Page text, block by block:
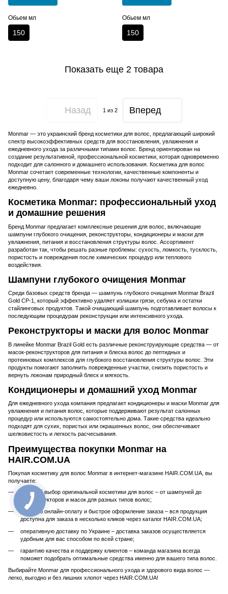
Обьем мл
150
Обьем мл
150
Показать еще 2 товара
Назад 1 из 2 Вперед
Monmar — это украинский бренд косметики для волос, предлагающий широкий
спектр высокоэффективных средств для восстановления, увлажнения и
ежедневного ухода за различными типами волос. Бренд ориентирован на
создание результативной, профессиональной косметики, которая одновременно
подходит для салонного и домашнего использования. Косметика для волос
Monmar сочетает современные технологии, качественные компоненты и
доступную цену, благодаря чему ваши локоны получают качественный уход
ежедневно.
Косметика Monmar: профессиональный уход
и домашние решения
Бренд Monmar предлагает комплексные решения для волос, включающие
шампуни глубокого очищения, реконструкторы, кондиционеры и маски для
увлажнения, питания и восстановления структуры волос. Ассортимент
разработан так, чтобы решать разные проблемы: сухость, ломкость, тусклость,
пористость и повреждения после химических процедур или теплового
воздействия.
Шампуни глубокого очищения Monmar
Среди базовых средств бренда — шампунь глубокого очищения Monmar Brazil
Gold CP-1, который эффективно удаляет излишки грязи, себума и остатки
стайлинговых продуктов. Такой очищающий шампунь подготавливает волосы к
последующим процедурам реконструкции или интенсивного ухода.
Реконструкторы и маски для волос Monmar
В линейке Monmar Brazil Gold есть различные реконструирующие средства — от
масок-реконструкторов для питания и блеска волос до пептидных и
протеиновых комплексов для глубокого восстановления структуры волос. Эти
продукты помогают заполнить поврежденные участки, снизить пористость и
вернуть локонам природный блеск и мягкость.
Кондиционеры и домашний уход Monmar
Для ежедневного ухода компания предлагает кондиционеры и маски Monmar для
увлажнения и питания волос, которые поддерживают результат салонных
процедур или используются самостоятельно дома. Такие средства идеально
подходят для сухих, пористых или окрашенных волос, они обеспечивают
шелковистость и легкость расчесывания.
Преимущества покупки Monmar на
HAIR.COM.UA
Покупая косметику для волос Monmar в интернет-магазине HAIR.COM.UA, вы
получаете:
широкий выбор оригинальной косметики для волос – от шампуней до
реконструкторов и масок для разных типов волос;
удобную онлайн-оплату и быстрое оформление заказа – вся продукция
доступна для заказа в несколько кликов через каталог HAIR.COM.UA;
оперативную доставку по Украине – доставка заказов осуществляется
удобным для вас способом по всей стране;
гарантию качества и поддержку клиентов – команда магазина всегда
поможет подобрать оптимальные средства именно для вашего типа волос.
Выбирайте Monmar для профессионального ухода и здорового вида волос —
легко, выгодно и без лишних хлопот через HAIR.COM.UA!